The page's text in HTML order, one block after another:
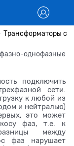
Трансформаторы
однофазные
подключить
сети.
к любой из
и нейтралью)
это может
фаз, т.е. к
между
фаз нарушает